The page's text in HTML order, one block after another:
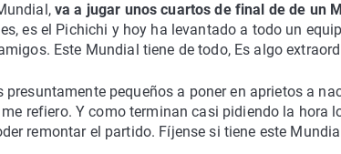
va a jugar unos cuartos de final de de un
es el Pichichi y hoy ha levantado a todo un
Este Mundial tiene de todo, Es algo
presuntamente pequeños a poner en aprietos a
refiero. Y como terminan casi pidiendo la hora
remontar el partido. Fíjense si tiene este